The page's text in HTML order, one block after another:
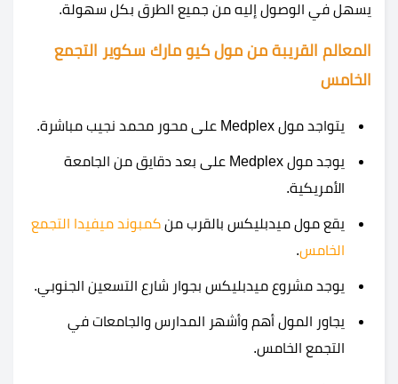
يسهل في الوصول إليه من جميع الطرق بكل سهولة.
المعالم القريبة من مول كيو مارك سكوير التجمع
الخامس
يتواجد مول Medplex على محور محمد نجيب مباشرة.
يوجد مول Medplex على بعد دقايق من الجامعة
الأمريكية.
يقع مول ميدبليكس بالقرب من كمبوند ميفيدا التجمع
الخامس.
يوجد مشروع ميدبليكس بجوار شارع التسعين الجنوبي.
يجاور المول أهم وأشهر المدارس والجامعات في
التجمع الخامس.